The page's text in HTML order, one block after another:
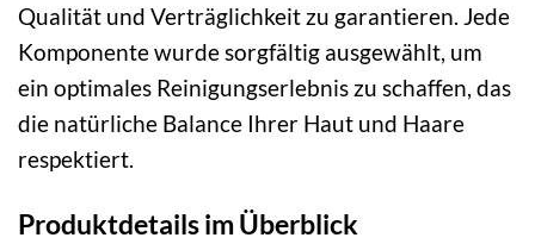
Qualität und Verträglichkeit zu garantieren. Jede
Komponente wurde sorgfältig ausgewählt, um
ein optimales Reinigungserlebnis zu schaffen, das
die natürliche Balance Ihrer Haut und Haare
respektiert.
Produktdetails im Überblick